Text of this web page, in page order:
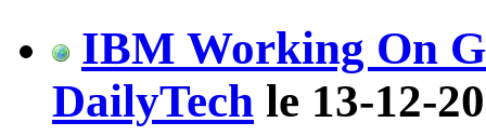
IBM Working On
DailyTech le 13-12-